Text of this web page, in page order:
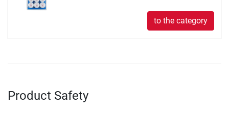
to the category
Product Safety